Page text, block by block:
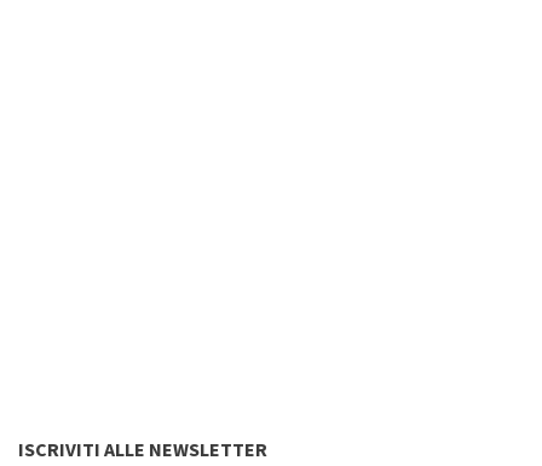
ISCRIVITI ALLE NEWSLETTER